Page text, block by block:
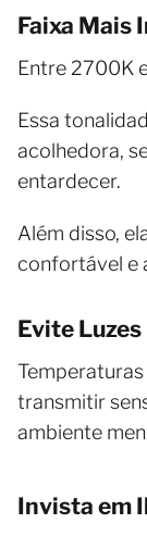
Faixa Mais
Entre 2700K
Essa
acolhedora,
entardecer.
Além disso,
confortável e
Evite
transmitir
ambiente
Invista em